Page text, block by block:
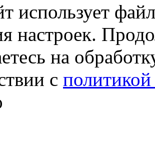
использует
настроек.
на
с